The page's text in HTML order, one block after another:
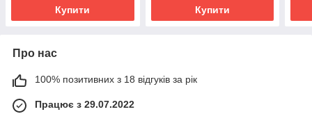
Купити Купити
Про нас
100% позитивних з 18 відгуків за рік
Працює з 29.07.2022